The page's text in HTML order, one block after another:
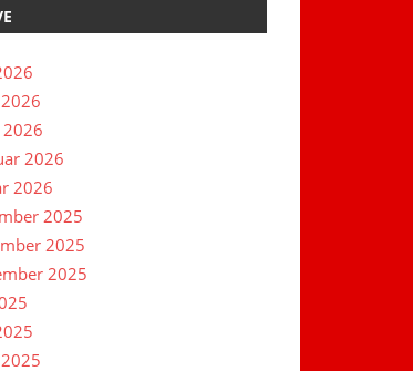
2026
2026
2025
2025
2025